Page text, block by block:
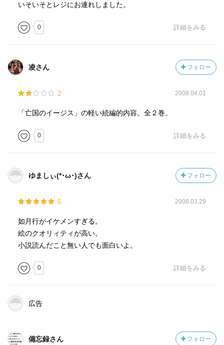
いそいそとレジにお連れしました。
0 詳細をみる
凌さん フォロー
2 2008.04.01
「亡国のイージス」の軽い続編的内容。全２巻。
0 詳細をみる
ゆましぃ(*･ω･)さん フォロー
5 2008.03.29
如月行がイケメンすぎる。
絵のクオリィティが高い。
小説読んだこと無い人でも面白いよ。
0 詳細をみる
広告
備忘録さん フォロー